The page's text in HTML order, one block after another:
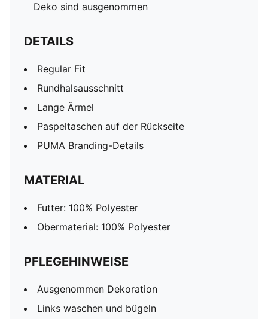
Deko sind ausgenommen
DETAILS
Regular Fit
Rundhalsausschnitt
Lange Ärmel
Paspeltaschen auf der Rückseite
PUMA Branding-Details
MATERIAL
Futter: 100% Polyester
Obermaterial: 100% Polyester
PFLEGEHINWEISE
Ausgenommen Dekoration
Links waschen und bügeln